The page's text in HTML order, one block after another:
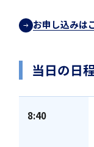
お申し込みは
当日の日
8:40